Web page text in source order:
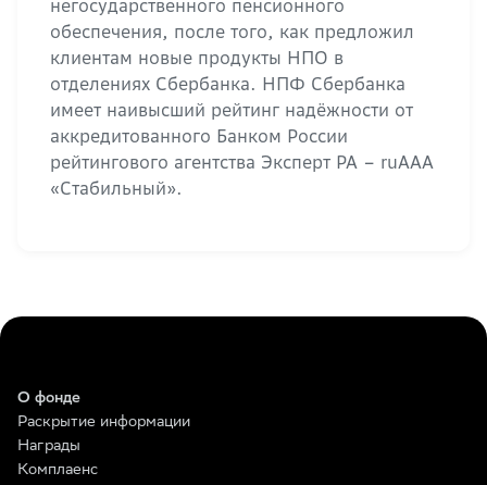
негосударственного пенсионного
обеспечения, после того, как предложил
клиентам новые продукты НПО в
отделениях Сбербанка. НПФ Сбербанка
имеет наивысший рейтинг надёжности от
аккредитованного Банком России
рейтингового агентства Эксперт РА – ruAAA
«Стабильный».
О фонде
Раскрытие информации
Награды
Комплаенс